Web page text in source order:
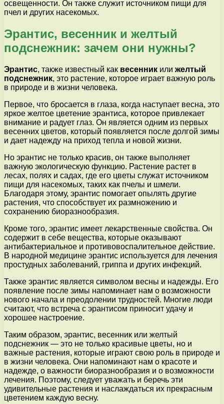
освещенности. Он также служит источником пищи для
пчел и других насекомых.
Эрантис, весенник и желтый
подснежник: зачем они нужны?
Эрантис, также известный как весенник или желтый
подснежник, это растение, которое играет важную роль
в природе и в жизни человека.
Первое, что бросается в глаза, когда наступает весна, это
яркое желтое цветение эрантиса, которое привлекает
внимание и радует глаз. Он является одним из первых
весенних цветов, который появляется после долгой зимы
и дает надежду на приход тепла и новой жизни.
Но эрантис не только красив, он также выполняет
важную экологическую функцию. Растение растет в
лесах, полях и садах, где его цветы служат источником
пищи для насекомых, таких как пчелы и шмели.
Благодаря этому, эрантис помогает опылять другие
растения, что способствует их размножению и
сохранению биоразнообразия.
Кроме того, эрантис имеет лекарственные свойства. Он
содержит в себе вещества, которые оказывают
антибактериальное и противовоспалительное действие.
В народной медицине эрантис используется для лечения
простудных заболеваний, гриппа и других инфекций.
Также эрантис является символом весны и надежды. Его
появление после зимы напоминает нам о возможности
нового начала и преодолении трудностей. Многие люди
считают, что встреча с эрантисом приносит удачу и
хорошее настроение.
Таким образом, эрантис, весенник или желтый
подснежник — это не только красивые цветы, но и
важные растения, которые играют свою роль в природе и
в жизни человека. Они напоминают нам о красоте и
надежде, о важности биоразнообразия и о возможности
лечения. Поэтому, следует уважать и беречь эти
удивительные растения и наслаждаться их прекрасным
цветением каждую весну.